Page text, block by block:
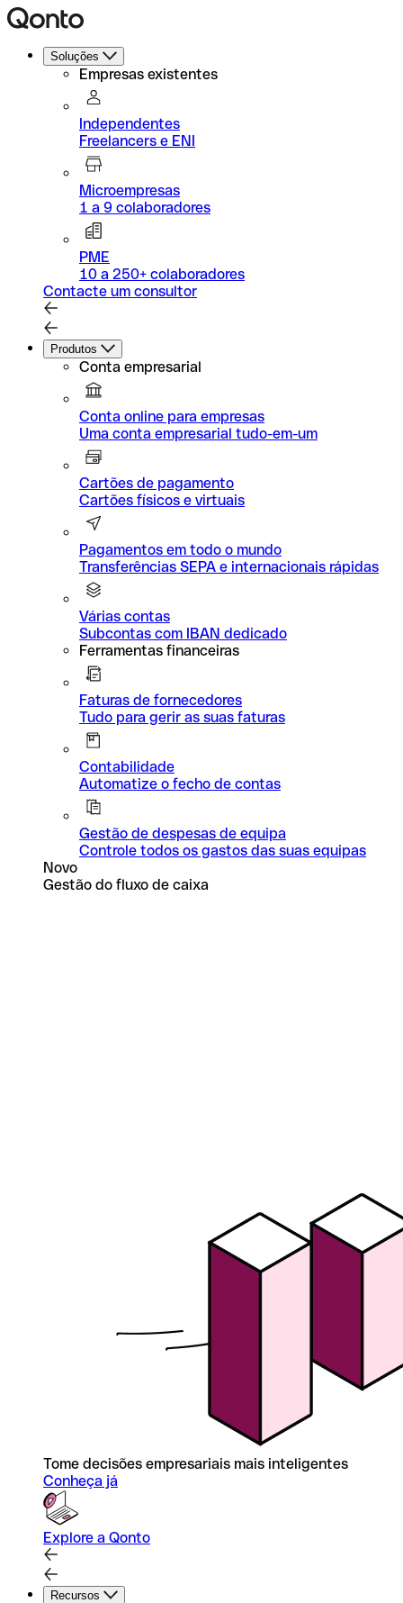
Soluções
Empresas existentes
Independentes
Freelancers e ENI
Microempresas
1 a 9 colaboradores
PME
10 a 250+ colaboradores
Contacte um consultor
Produtos
Conta empresarial
Conta online para empresas
Uma conta empresarial tudo-em-um
Cartões de pagamento
Cartões físicos e virtuais
Pagamentos em todo o mundo
Transferências SEPA e internacionais rápidas
Várias contas
Subcontas com IBAN dedicado
Ferramentas financeiras
Faturas de fornecedores
Tudo para gerir as suas faturas
Contabilidade
Automatize o fecho de contas
Gestão de despesas de equipa
Controle todos os gastos das suas equipas
Novo
Gestão do fluxo de caixa
Tome decisões empresariais mais inteligentes
Conheça já
Explore a Qonto
Recursos